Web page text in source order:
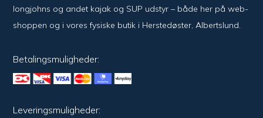
long­johns og andet kajak og SUP udstyr – både her på web­
shoppen og i vores fysiske butik i Her­sted­øster, Alberts­lund.
Betalingsmuligheder:
Leveringsmuligheder: